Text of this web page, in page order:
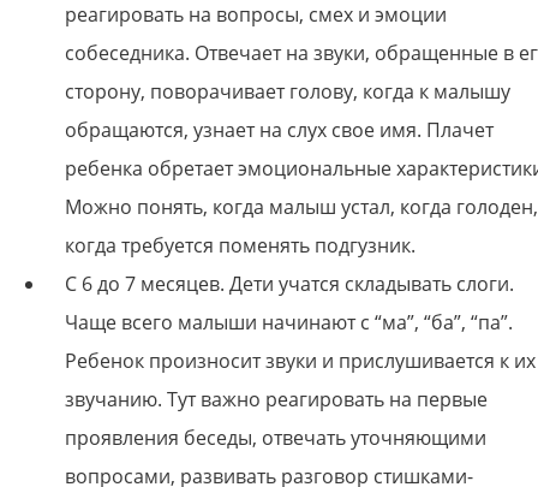
реагировать на вопросы, смех и эмоции
собеседника. Отвечает на звуки, обращенные в
сторону, поворачивает голову, когда к малышу
обращаются, узнает на слух свое имя. Плачет
ребенка обретает эмоциональные
Можно понять, когда малыш устал, когда голоден,
когда требуется поменять подгузник.
С 6 до 7 месяцев. Дети учатся складывать слоги.
Чаще всего малыши начинают с “ма”, “ба”, “па”.
Ребенок произносит звуки и прислушивается к их
звучанию. Тут важно реагировать на первые
проявления беседы, отвечать уточняющими
вопросами, развивать разговор стишками-